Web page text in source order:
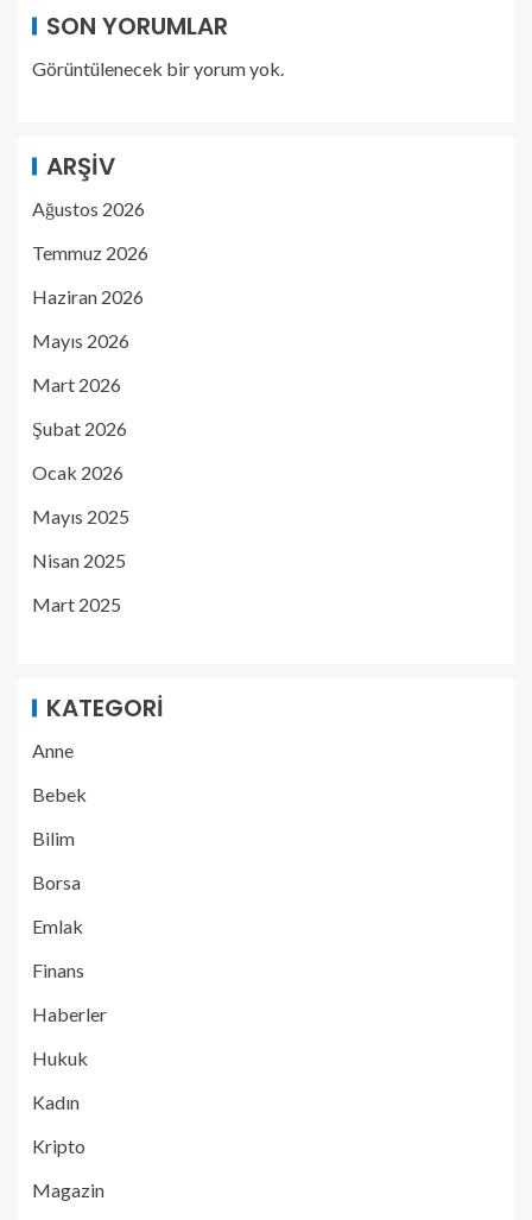
SON YORUMLAR
Görüntülenecek bir yorum yok.
ARŞIV
Ağustos 2026
Temmuz 2026
Haziran 2026
Mayıs 2026
Mart 2026
Şubat 2026
Ocak 2026
Mayıs 2025
Nisan 2025
Mart 2025
KATEGORI
Anne
Bebek
Bilim
Borsa
Emlak
Finans
Haberler
Hukuk
Kadın
Kripto
Magazin